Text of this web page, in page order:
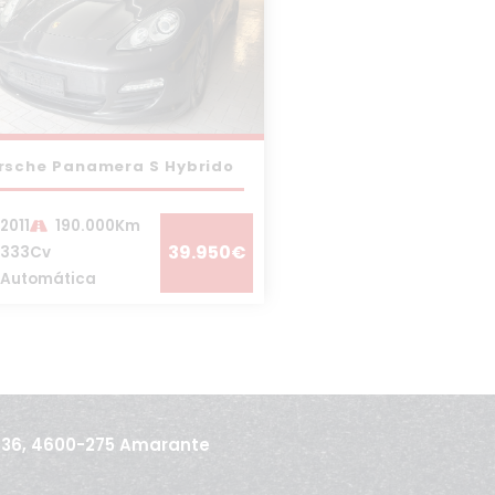
Panamera S Hybrido
2011
190.000Km
333Cv
Automática
39.950€
4600-275 Amarante